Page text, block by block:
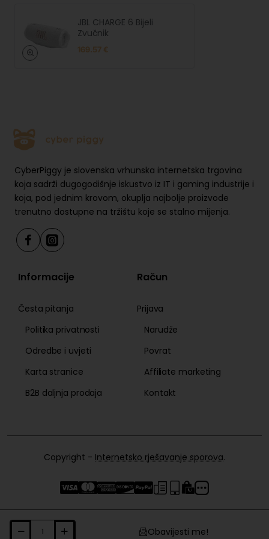
Obavijesti me!
na
osob
Harman International Industries,
Incorporated, EMEA Liaison,
Danzigerkade 16G, 1013 AP, Amsterdam,
JBL CHARGE 6 Bijeli
Zvučnik
169.57 €
CyberPiggy je slovenska vrhunska internetska trgovina
koja sadrži dugogodišnje iskustvo iz IT i gaming industrije i
koja, pod jednim krovom, okuplja najbolje proizvode
trenutno dostupne na tržištu koje se stalno mijenja.
Informacije
Česta pitanja
Politika privatnosti
Odredbe i uvjeti
Karta stranice
B2B daljnja prodaja
Račun
Prijava
Narudže
Povrat
Affiliate marketing
Kontakt
Copyright - Internetsko rješavanje sporova.